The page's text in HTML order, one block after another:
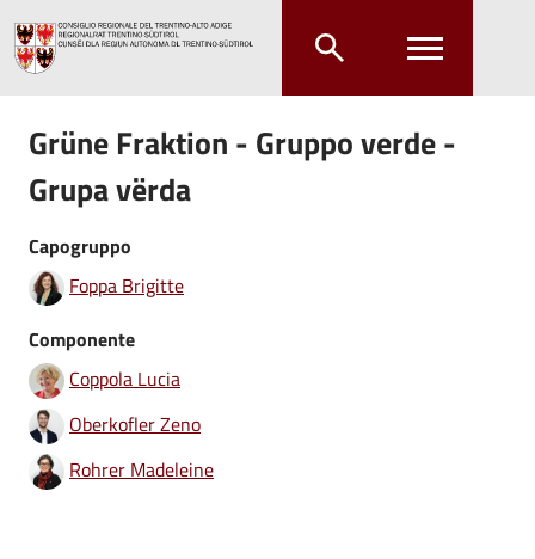
Grüne Fraktion - Gruppo verde -
Grupa vërda
Capogruppo
Foppa Brigitte
Componente
Coppola Lucia
Oberkofler Zeno
Rohrer Madeleine